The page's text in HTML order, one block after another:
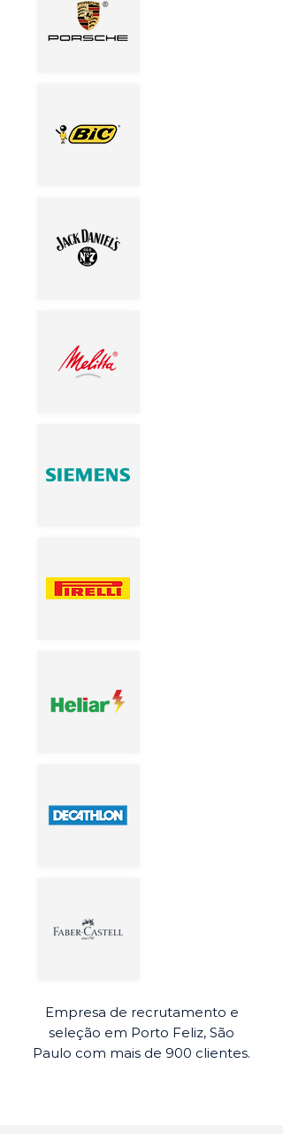
Empresa de recrutamento e
seleção em Porto Feliz, São
Paulo com mais de 900 clientes.